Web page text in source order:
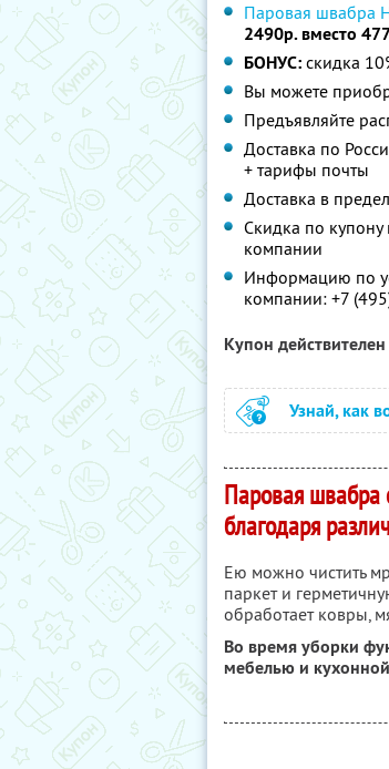
Паровая швабра
2490р. вместо
БОНУС: скидка
Вы можете
Предъявляйте
Доставка по
+ тарифы почты
Доставка в
Скидка по
компании
Информацию по
компании: +7
Купон
Узнай, как
Паровая швабра
благодаря
Ею можно чистить
паркет и
обработает ковры,
Во время уборки
мебелью и